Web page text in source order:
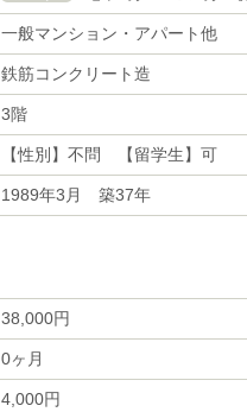
一般マンション・アパート他
鉄筋コンクリート造
3階
【性別】不問 【留学生】可
1989年3月 築37年
38,000円
0ヶ月
4,000円